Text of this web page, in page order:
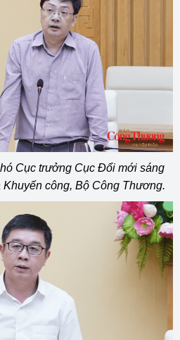
Cục trưởng Cục Đổi mới sáng
công, Bộ Công Thương.